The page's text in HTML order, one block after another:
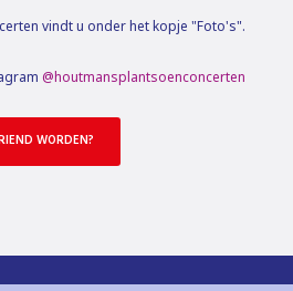
vindt u onder het kopje "Foto's".
@houtmansplantsoenconcerten
WORDEN?